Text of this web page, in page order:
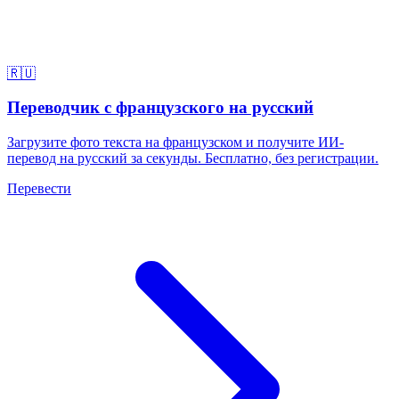
🇷🇺
Переводчик с французского на русский
Загрузите фото текста на французском и получите ИИ-
перевод на русский за секунды. Бесплатно, без регистрации.
Перевести